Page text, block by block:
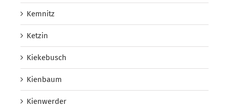
Kemnitz
Ketzin
Kiekebusch
Kienbaum
Kienwerder